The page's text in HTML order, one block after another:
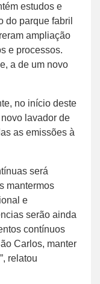
estudos e
do parque fabril
ampliação
e processos.
a de um novo
no início deste
lavador de
as emissões à
será
mantermos
e
serão ainda
contínuos
Carlos, manter
relatou